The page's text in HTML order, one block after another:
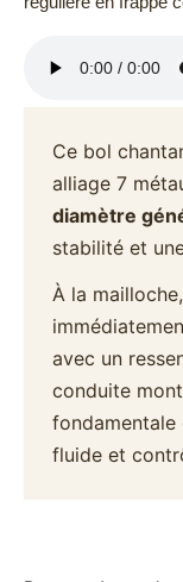
Ce bol
alliage 7
diamètre
stabilité et
À la
avec un
conduite
fondamentale
fluide et